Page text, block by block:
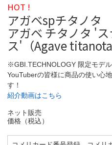
HOT !
アガベspチタノタ
アガベ チタノタ '
ス'（Agave
※GBI.TECHNOLOGY 限定モデル
YouTuberの皆様に商品の使い心
す！
紹介動画はこちら
ネット販売
価格（税込）